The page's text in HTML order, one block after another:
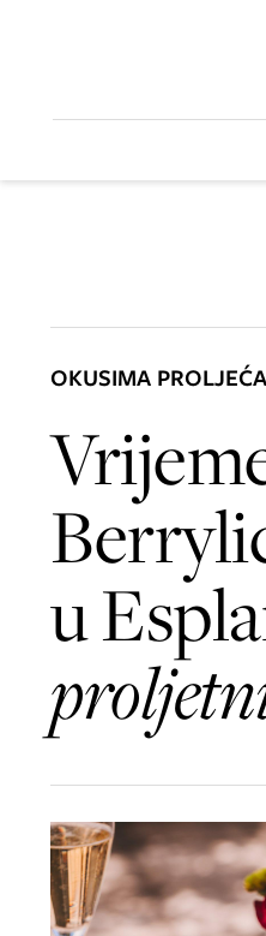
OKUSIMA PROLJEĆA
u